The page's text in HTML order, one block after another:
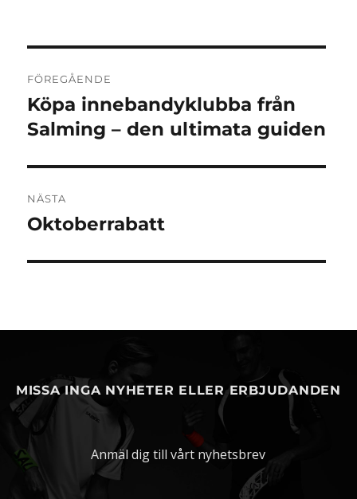
FÖREGÅENDE
Föregående
inlägg:
Köpa innebandyklubba från
Salming – den ultimata guiden
NÄSTA
Nästa
Oktoberrabatt
MISSA INGA NYHETER ELLER ERBJUDANDEN
Anmäl dig till vårt nyhetsbrev